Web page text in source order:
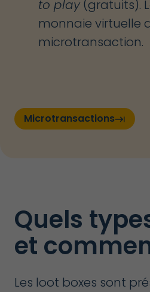
to play (gratuits).
monnaie virtuelle
microtransaction.
Microtransactionskeyboard_tab
Quels
et
Les loot boxes sont